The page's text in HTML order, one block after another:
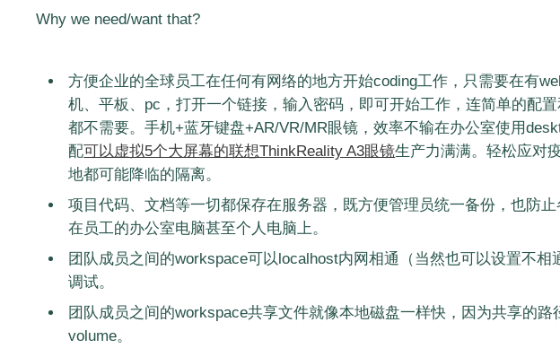
Why we need/want that?
方便企业的全球员工在任何有网络的地方开始coding工作，只需要在有
机、平板、pc，打开一个链接，输入密码，即可开始工作，连简单的配
都不需要。手机+蓝牙键盘+AR/VR/MR眼镜，效率不输在办公室使用
配可以虚拟5个大屏幕的联想ThinkReality A3眼镜生产力满满。轻松应对
地都可能降临的隔离。
项目代码、文档等一切都保存在服务器，既方便管理员统一备份，也防
在员工的办公室电脑甚至个人电脑上。
团队成员之间的workspace可以localhost内网相通（当然也可以设置不相
调试。
团队成员之间的workspace共享文件就像本地磁盘一样快，因为共享的路
volume。